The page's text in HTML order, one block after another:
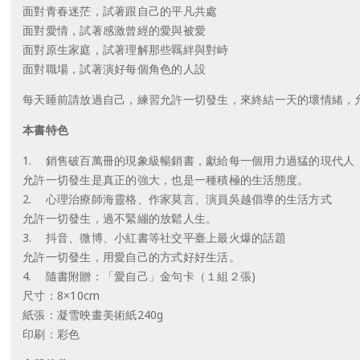
面對青春迷茫，試著跟自己的平凡共處
面對愛情，試著感激曾經的愛與被愛
面對原生家庭，試著理解那些羈絆與對峙
面對職場，試著演好每個角色的人設
每天睡前請放過自己，練習允許一切發生，來終結一天的壞情緒，
本書特色
1. 銷售破百萬冊的現象級暢銷書，獻給每一個用力過猛的現代人
允許一切發生是真正的強大，也是一種積極的生活態度。
2. 心理治療師海靈格、作家莫言、演員吳越倡導的生活方式
允許一切發生，過不緊繃的放鬆人生。
3. 抖音、微博、小紅書等社交平臺上最火爆的話題
允許一切發生，用愛自己的方式好好生活。
4. 隨書附贈：「愛自己」金句卡（１組２張)
尺寸：8×10cm
紙張：凝雪映畫美術紙240g
印刷：彩色